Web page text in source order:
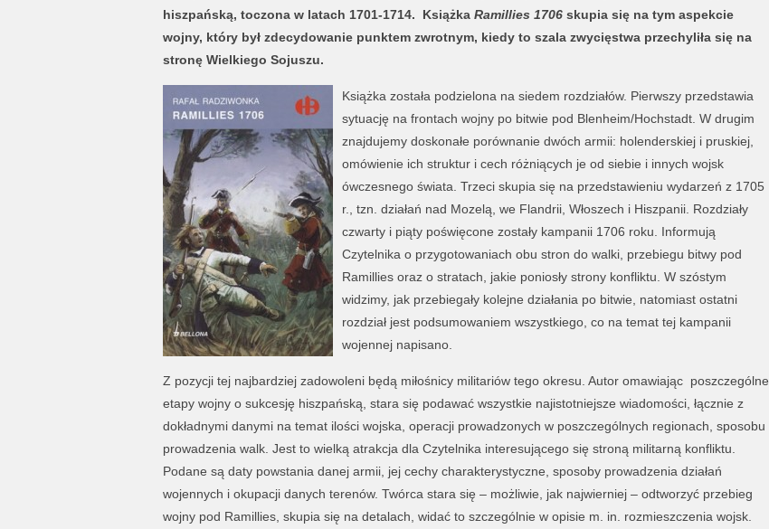
hiszpańską, toczona w latach 1701-1714. Książka Ramillies 1706skupia się na tym aspekcie
wojny, który był zdecydowanie punktem zwrotnym, kiedy to szala zwycięstwa przechyliła się na
stronę Wielkiego Sojuszu.
Książka została podzielona na siedem rozdziałów. Pierwszy przedstawia
sytuację na frontach wojny po bitwie pod Blenheim/Hochstadt. W drugim
znajdujemy doskonałe porównanie dwóch armii: holenderskiej i pruskiej,
omówienie ich struktur i cech różniących je od siebie i innych wojsk
ówczesnego świata. Trzeci skupia się na przedstawieniu wydarzeń z 1705
r., tzn. działań nad Mozelą, we Flandrii, Włoszech i Hiszpanii. Rozdziały
czwarty i piąty poświęcone zostały kampanii 1706 roku. Informują
Czytelnika o przygotowaniach obu stron do walki, przebiegu bitwy pod
Ramillies oraz o stratach, jakie poniosły strony konfliktu. W szóstym
widzimy, jak przebiegały kolejne działania po bitwie, natomiast ostatni
rozdział jest podsumowaniem wszystkiego, co na temat tej kampanii
wojennej napisano.
Z pozycji tej najbardziej zadowoleni będą miłośnicy militariów tego okresu. Autor omawiając poszczególne
etapy wojny o sukcesję hiszpańską, stara się podawać wszystkie najistotniejsze wiadomości, łącznie z
dokładnymi danymi na temat ilości wojska, operacji prowadzonych w poszczególnych regionach, sposobu
prowadzenia walk. Jest to wielką atrakcja dla Czytelnika interesującego się stroną militarną konfliktu.
Podane są daty powstania danej armii, jej cechy charakterystyczne, sposoby prowadzenia działań
wojennych i okupacji danych terenów. Twórca stara się – możliwie, jak najwierniej – odtworzyć przebieg
wojny pod Ramillies, skupia się na detalach, widać to szczególnie w opisie m. in. rozmieszczenia wojsk.